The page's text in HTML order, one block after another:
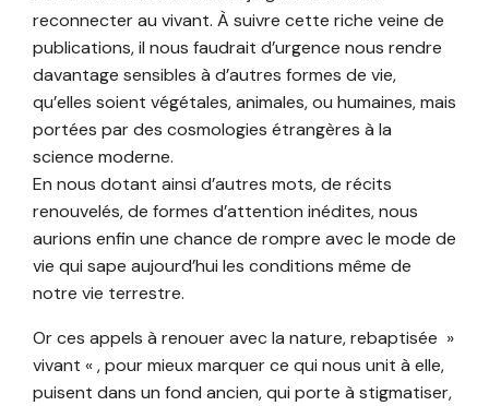
reconnecter au vivant. À suivre cette riche veine de
publications, il nous faudrait d’urgence nous rendre
davantage sensibles à d’autres formes de vie,
qu’elles soient végétales, animales, ou humaines, mais
portées par des cosmologies étrangères à la
science moderne.
En nous dotant ainsi d’autres mots, de récits
renouvelés, de formes d’attention inédites, nous
aurions enfin une chance de rompre avec le mode de
vie qui sape aujourd’hui les conditions même de
notre vie terrestre.
Or ces appels à renouer avec la nature, rebaptisée »
vivant « , pour mieux marquer ce qui nous unit à elle,
puisent dans un fond ancien, qui porte à stigmatiser,